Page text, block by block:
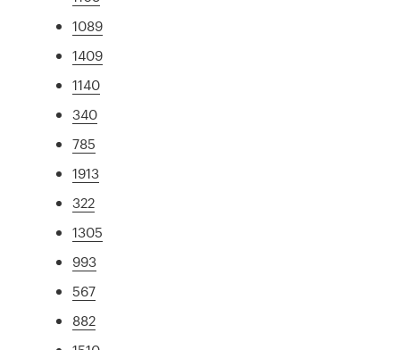
1089
1409
1140
340
785
1913
322
1305
993
567
882